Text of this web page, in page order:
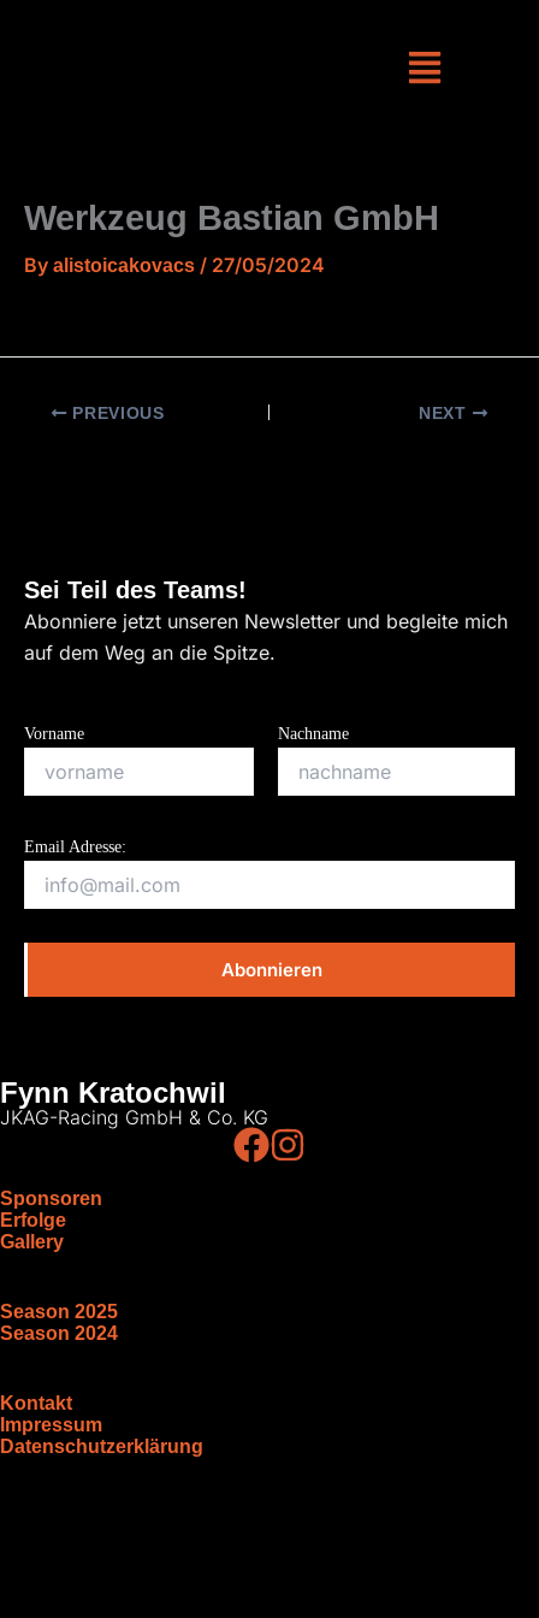
Werkzeug Bastian GmbH
By alistoicakovacs / 27/05/2024
PREVIOUS NEXT
Sei Teil des Teams!
Abonniere jetzt unseren Newsletter und begleite mich
auf dem Weg an die Spitze.
Vorname Nachname
Email Adresse:
Fynn Kratochwil
JKAG-Racing GmbH & Co. KG
Sponsoren
Erfolge
Gallery
Season 2025
Season 2024
Kontakt
Impressum
Datenschutzerklärung